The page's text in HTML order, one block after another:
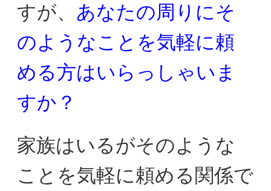
すが、 あなたの周りにそ
のようなことを気軽に頼
める方はいらっしゃいま
すか？
家族はいるがそのような
ことを気軽に頼める関係で